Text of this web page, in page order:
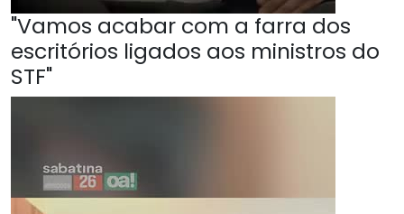
"Vamos acabar com a farra dos
escritórios ligados aos ministros do
STF"